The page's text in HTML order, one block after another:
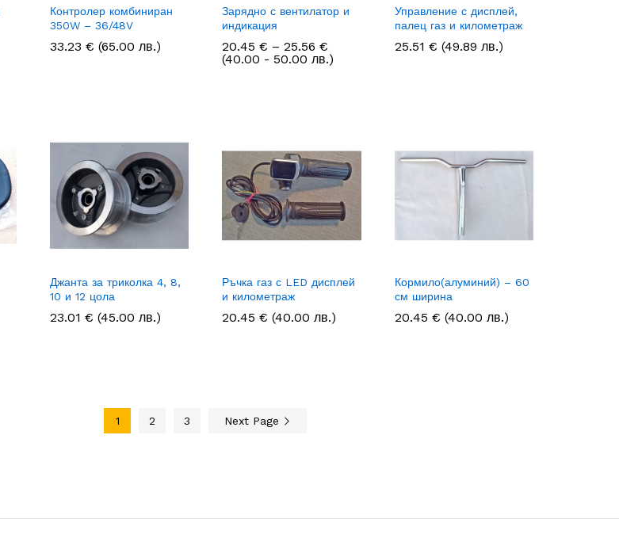
Контролер комбиниран
350W – 36/48V
33.23 € (65.00 лв.)
33.23 €
Зарядно с вентилатор и
индикация
20.45 € – 25.56 €
range:
(40.00 - 50.00 лв.)
20.45 € 25.56 €
Управление с дисплей,
палец газ и километраж
25.51 € (49.89 лв.)
25.51 €
Джанта за триколка 4, 8,
10 и 12 цола
23.01 € (45.00 лв.)
23.01 €
Ръчка газ с LED дисплей
и километраж
20.45 € (40.00 лв.)
20.45 €
Кормило(алуминий) – 60
см ширина
20.45 € (40.00 лв.)
20.45 €
1 2 3 Next Page